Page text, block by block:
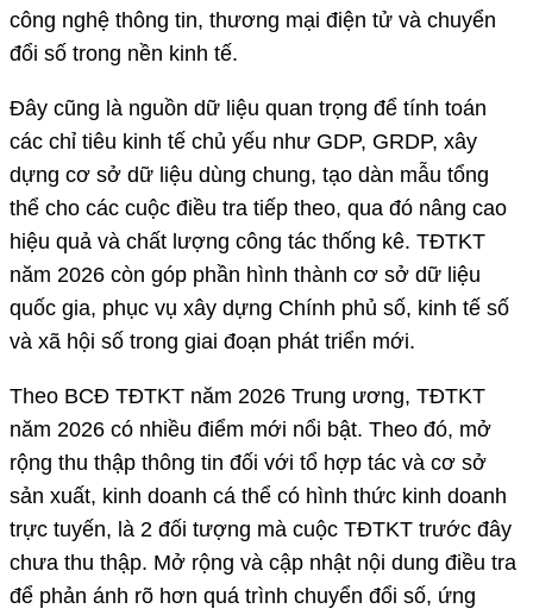
công nghệ thông tin, thương mại điện tử và chuyển
đổi số trong nền kinh tế.
Đây cũng là nguồn dữ liệu quan trọng để tính toán
các chỉ tiêu kinh tế chủ yếu như GDP, GRDP, xây
dựng cơ sở dữ liệu dùng chung, tạo dàn mẫu tổng
thể cho các cuộc điều tra tiếp theo, qua đó nâng cao
hiệu quả và chất lượng công tác thống kê. TĐTKT
năm 2026 còn góp phần hình thành cơ sở dữ liệu
quốc gia, phục vụ xây dựng Chính phủ số, kinh tế số
và xã hội số trong giai đoạn phát triển mới.
Theo BCĐ TĐTKT năm 2026 Trung ương, TĐTKT
năm 2026 có nhiều điểm mới nổi bật. Theo đó, mở
rộng thu thập thông tin đối với tổ hợp tác và cơ sở
sản xuất, kinh doanh cá thể có hình thức kinh doanh
trực tuyến, là 2 đối tượng mà cuộc TĐTKT trước đây
chưa thu thập. Mở rộng và cập nhật nội dung điều tra
để phản ánh rõ hơn quá trình chuyển đổi số, ứng